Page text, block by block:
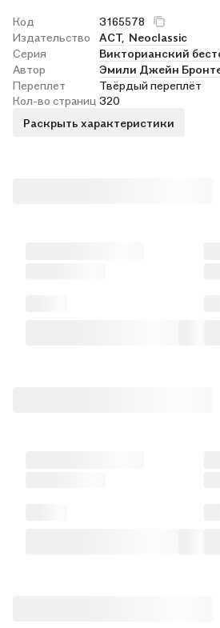
Код
3165578
Издательство
АСТ, Neoclassic
Серия
Викторианский
Автор
Эмили Джейн
Переплет
Твёрдый переплёт
Кол-во страниц 320
Раскрыть характеристики